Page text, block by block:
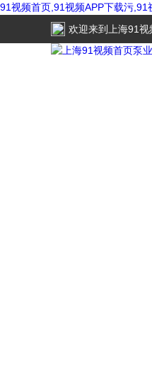
91视频首页,91视频APP下载污
欢迎来到
上海91